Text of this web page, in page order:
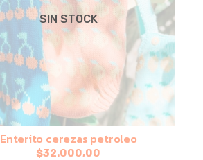
SIN STOCK
Enterito cerezas petroleo
$32.000,00